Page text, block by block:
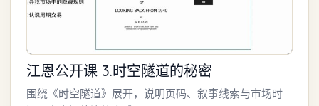
江恩公开课 3.时空隧道的秘密
围绕《时空隧道》展开，说明页码、叙事线索与市场时